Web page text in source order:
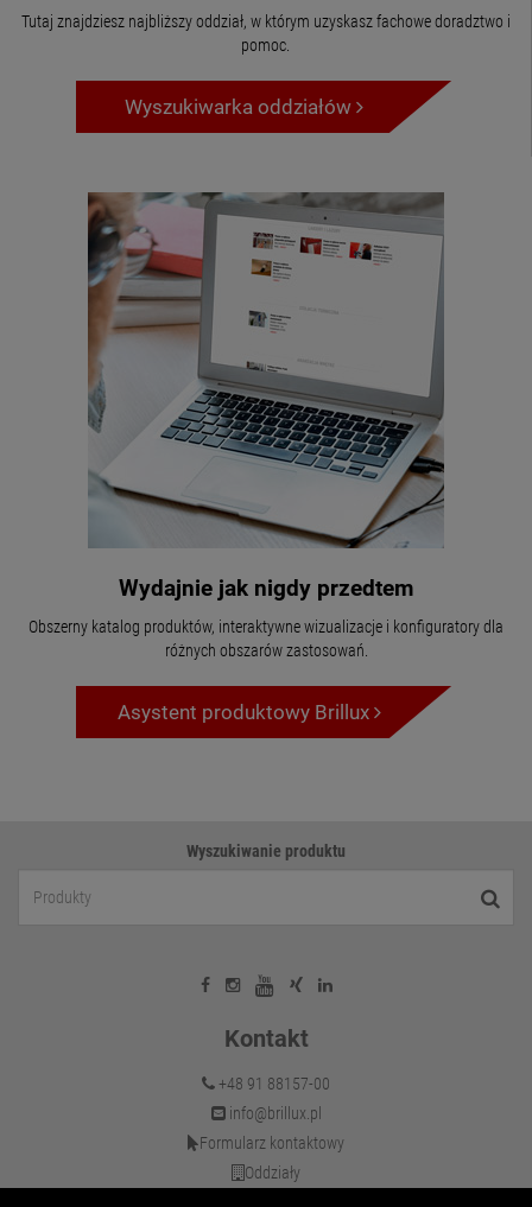
Tutaj znajdziesz najbliższy oddział, w którym uzyskasz fachowe doradztwo i
pomoc.
Wyszukiwarka oddziałów
Wydajnie jak nigdy przedtem
Obszerny katalog produktów, interaktywne wizualizacje i konfiguratory dla
różnych obszarów zastosowań.
Asystent produktowy Brillux
Wyszukiwanie produktu
Kontakt
+48 91 88157-00
info@brillux.pl
Formularz kontaktowy
Oddziały